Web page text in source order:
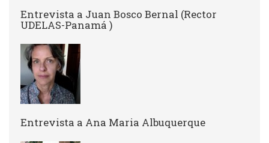
Entrevista a Juan Bosco Bernal (Rector
UDELAS-Panamá )
Entrevista a Ana Maria Albuquerque